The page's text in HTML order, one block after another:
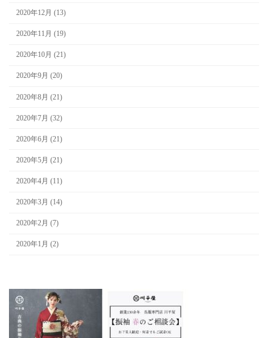
2020年12月 (13)
2020年11月 (19)
2020年10月 (21)
2020年9月 (20)
2020年8月 (21)
2020年7月 (32)
2020年6月 (21)
2020年5月 (21)
2020年4月 (11)
2020年3月 (14)
2020年2月 (7)
2020年1月 (2)